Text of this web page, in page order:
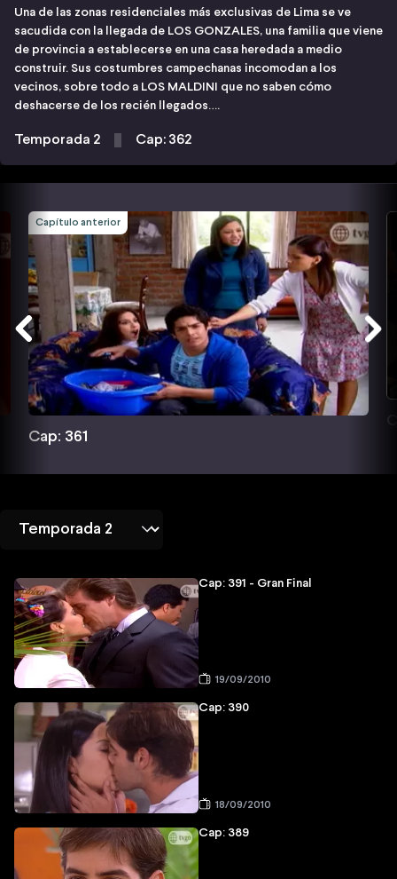
Una de las zonas residenciales más exclusivas de Lima se ve
sacudida con la llegada de LOS GONZALES, una familia que viene
de provincia a establecerse en una casa heredada a medio
construir. Sus costumbres campechanas incomodan a los
vecinos, sobre todo a LOS MALDINI que no saben cómo
deshacerse de los recién llegados….
Temporada 2 Cap: 362
Capítulo anterior
Cap: 361
Cap: 391 - Gran Final
19/09/2010
Cap: 390
18/09/2010
Cap: 389